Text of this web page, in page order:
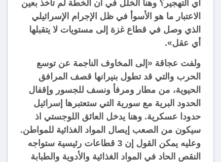
أي التهجير؟ وهنا الخلل في أن الخطة لم تأخذ بعين
الاعتبار ما هو الأسوأ في ظل الإجرام الإسرائيلي
الذي وصل في قطاع غزة إلى مستويات لا يتقبلها
أي عقل».
ولفت عجاقة «إلى المخاوف الناجمة عن توسع
الحرب والتي قد تطول بنيرانها قصف المرافق
الحيوية، من مطار ومرفأ ونسف للجسور وإقفال
الحدود البرية مع سورية التي ستعتبرها إسرائيل
حدودا عسكرية. وهنا يدخل العائق اللوجستي اذ
سيكون من الصعب إيصال المواد الغذائية للمواطن.
وعليه يمكن القول إن 3 قطاعات رئيسية ستواجه
النقص الحاد في المواد الغذائية والأدوية والطبابة